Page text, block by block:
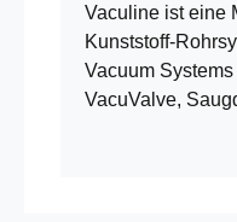
Vaculine ist eine
Kunststoff-
Vacuum
VacuValve,